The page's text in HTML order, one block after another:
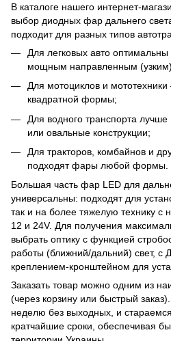
В каталоге нашего интернет-
выбор диодных фар дальнего
подходит для разных типов
Для легковых авто
мощным направленным
Для мотоциклов и
квадратной формы;
Для водного транспорта
или овальные конструкции;
Для тракторов, комбайнов и
подходят фары любой формы.
Большая часть фар LED для
универсальны: подходят для
так и на более тяжелую технику с
12 и 24V. Для получения
выбрать оптику с функцией
работы (ближний/дальний) свет, с
креплением-кронштейном для
Заказать товар можно одним из
(через корзину или быстрый
неделю без выходных, и
кратчайшие сроки, обеспечивая